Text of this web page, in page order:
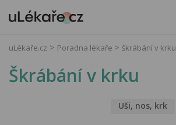
uLékaře.cz Poradna lékaře škrábání v krku
Škrábání v krku
Uši, nos, krk